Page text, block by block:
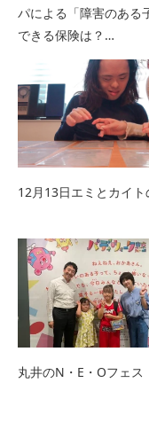
パによる「障害のある
できる保険は？…
12月13日エミとカイト
丸井のN・E・Oフェス